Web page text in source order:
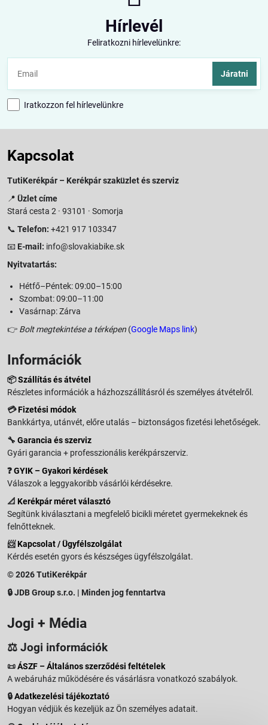
Hírlevél
Feliratkozni hírlevelünkre:
Járatni
Iratkozzon fel hírlevelünkre
Kapcsolat
TutiKerékpár – Kerékpár szaküzlet és szerviz
📍 Üzlet címe
Stará cesta 2 · 93101 · Somorja
📞 Telefon: +421 917 103347
📧 E-mail: info@slovakiabike.sk
Nyitvatartás:
Hétfő–Péntek: 09:00–15:00
Szombat: 09:00–11:00
Vasárnap: Zárva
👉 Bolt megtekintése a térképen (Google Maps link)
Információk
📦Szállítás és átvétel
Részletes információk a házhozszállításról és személyes átvételről.
💳Fizetési módok
Bankkártya, utánvét, előre utalás – biztonságos fizetési lehetőségek.
🔧 Garancia és szerviz
Gyári garancia + professzionális kerékpárszerviz.
❓GYIK – Gyakori kérdések
Válaszok a leggyakoribb vásárlói kérdésekre.
📐 Kerékpár méret választó
Segítünk kiválasztani a megfelelő bicikli méretet gyermekeknek és
felnőtteknek.
📨Kapcsolat / Ügyfélszolgálat
Kérdés esetén gyors és készséges ügyfélszolgálat.
© 2026 TutiKerékpár
🔒 JDB Group s.r.o. | Minden jog fenntartva
Jogi + Média
⚖️ Jogi információk
📜ÁSZF – Általános szerződési feltételek
A webáruház működésére és vásárlásra vonatkozó szabályok.
🔒Adatkezelési tájékoztató
Hogyan védjük és kezeljük az Ön személyes adatait.